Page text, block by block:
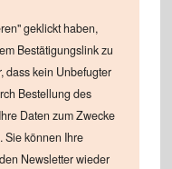
geklickt haben,
Bestätigungslink zu
dass kein Unbefugter
Bestellung des
Daten zum Zwecke
Sie können Ihre
Newsletter wieder